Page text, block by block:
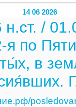
14 06 2026
/
я по
в